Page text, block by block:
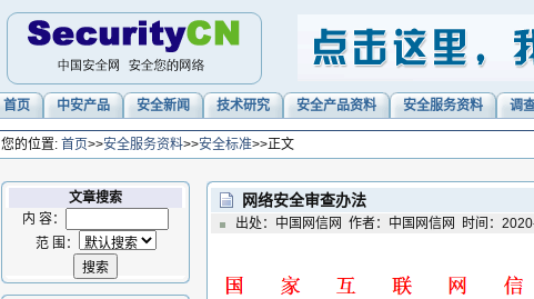
首页 中安产品 安全新闻 技术研究 安全产品资料 安全服务资料 调
您的位置: 首页>>安全服务资料>>安全标准>>正文
文章搜索
内 容：
范 围：
网络安全审查办法
出处：中国网信网 作者：中国网信网 时间：